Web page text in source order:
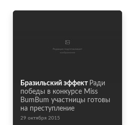
Бразильский эффект Ради
победы в конкурсе Miss
BumBum участницы готовы
на преступление
29 октября 2015